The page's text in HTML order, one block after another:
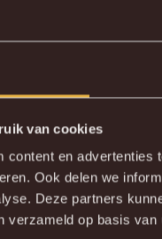
van cookies
content en
Ook delen we
Deze partners
verzameld op basis
naar Genk.